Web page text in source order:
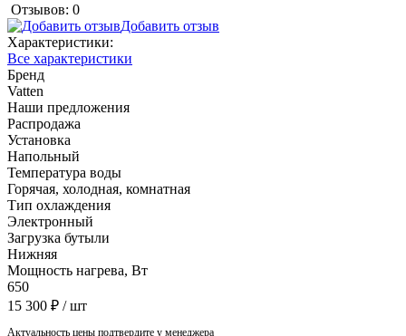
Отзывов: 0
Добавить отзыв
Характеристики:
Все характеристики
Бренд
Vatten
Наши предложения
Распродажа
Установка
Напольный
Температура воды
Горячая, холодная, комнатная
Тип охлаждения
Электронный
Загрузка бутыли
Нижняя
Мощность нагрева, Вт
650
15 300 ₽ / шт
Актуальность цены подтвердите у менеджера